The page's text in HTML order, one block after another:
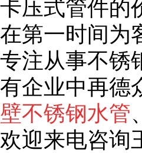
卡压式管件的
在第一时间为
专注从事不锈
有企业中再德
壁不锈钢水管
欢迎来电咨询